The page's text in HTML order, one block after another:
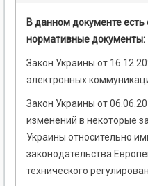
В данном документе есть
нормативные документы:
Закон Украины от
электронных
Закон Украины от
изменений в некоторые
Украины относительно
законодательства
технического